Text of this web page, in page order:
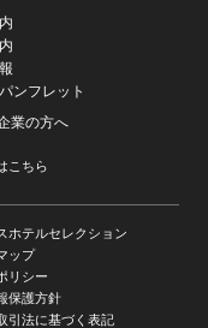
ンフレット
業の方へ
こちら
ホテルセレクション
ップ
リシー
保護方針
引法に基づく表記